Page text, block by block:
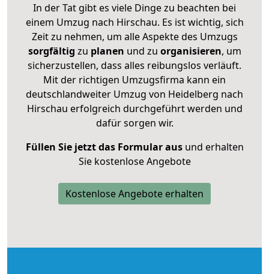
In der Tat gibt es viele Dinge zu beachten bei
einem Umzug nach Hirschau. Es ist wichtig, sich
Zeit zu nehmen, um alle Aspekte des Umzugs
sorgfältig zu planen und zu organisieren, um
sicherzustellen, dass alles reibungslos verläuft.
Mit der richtigen Umzugsfirma kann ein
deutschlandweiter Umzug von Heidelberg nach
Hirschau erfolgreich durchgeführt werden und
dafür sorgen wir.
Füllen Sie jetzt das Formular ausund erhalten
Sie kostenlose Angebote
Kostenlose Angebote erhalten